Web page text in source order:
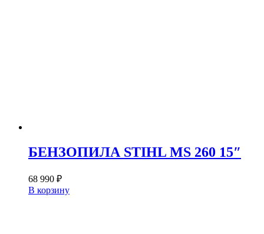
БЕНЗОПИЛА STIHL MS 260 15″
68 990 ₽
В корзину